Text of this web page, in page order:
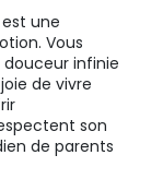
une
Vous
infinie
de vivre
son
de parents